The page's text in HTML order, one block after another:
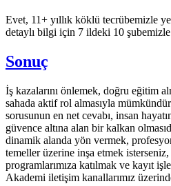
Evet, 11+ yıllık köklü tecrübemizle
detaylı bilgi için 7 ildeki 10
Sonuç
İş kazalarını önlemek, doğru eğitim
sahada aktif rol almasıyla
sorusunun en net cevabı, insan
güvence altına alan bir kalkan
dinamik alanda yön vermek,
temeller üzerine inşa etmek
programlarımıza katılmak ve kayıt
Akademi iletişim kanallarımız